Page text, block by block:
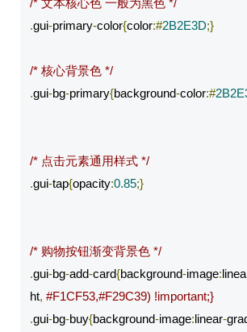
/* 文本核心色 一般为黑色 */
.gui-primary-color{color:#2B2E3D;}
/* 核心背景色 */
.gui-bg-primary{background-color:#
/* 点击元素通用样式 */
.gui-tap{opacity:0.85;}
/* 购物按钮渐变背景色 */
.gui-bg-add-card{background-image:
ht, #F1CF53,#F29C39) !important;}
.gui-bg-buy{background-image:linear-